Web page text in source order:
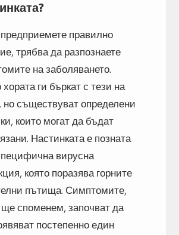
правилно
трябва да разпознаете
на заболяването.
ги бъркат с тези на
но съществуват определени
които могат да бъдат
Настинката е позната
вирусна
която поразява горните
пътища. Симптомите,
ще споменем, започват да
постепенно един